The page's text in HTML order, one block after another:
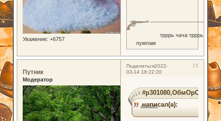
Уважение: +6757
трррь чача трррь
пумпам
Поделиться 15
2022-
03-14 18:22:20
Путник
Модератор
#p301080,ОбмОрОк
написал(а):
ааааа